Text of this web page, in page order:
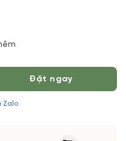
Đặt ngay
Zalo